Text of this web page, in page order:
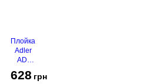
Плойка
Adler
AD-
628 грн